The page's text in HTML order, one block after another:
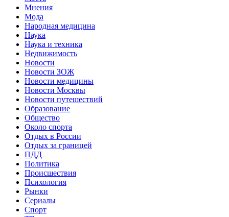
Мнения
Мода
Народная медицина
Наука
Наука и техника
Недвижимость
Новости
Новости ЗОЖ
Новости медицины
Новости Москвы
Новости путешествий
Образование
Общество
Около спорта
Отдых в России
Отдых за границей
ПДД
Политика
Происшествия
Психология
Рынки
Сериалы
Спорт